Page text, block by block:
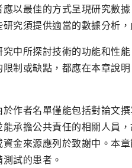
以最佳的方式呈現研究數
究須提供適當的數據分析
中所探討技術的功能和性
制或缺點，都應在本章說
作者名單僅能包括對論文
承擔公共責任的相關人員
金來源應列於致謝中。本
試的患者。